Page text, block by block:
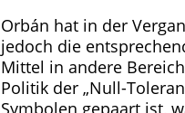
Orbán hat in der
jedoch die
Mittel in andere
Politik der „Null-
Symbolen gepaart ist,